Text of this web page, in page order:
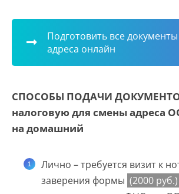
Подготовить все
адреса онлайн
СПОСОБЫ ПОДАЧИ
налоговую для смены адреса
на домашний
Лично – требуется визит к
заверения формы (2000 руб.)